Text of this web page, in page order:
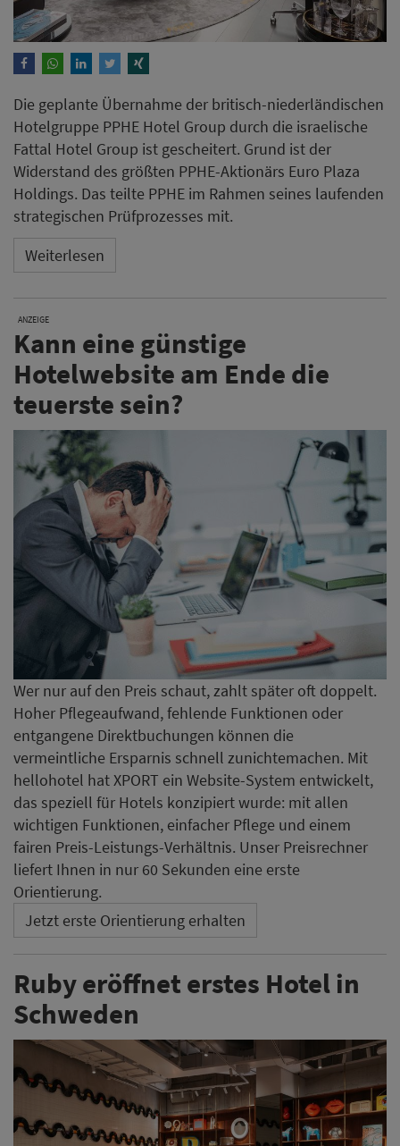
Die geplante Übernahme der britisch-niederländischen
Hotelgruppe PPHE Hotel Group durch die israelische
Fattal Hotel Group ist gescheitert. Grund ist der
Widerstand des größten PPHE-Aktionärs Euro Plaza
Holdings. Das teilte PPHE im Rahmen seines laufenden
strategischen Prüfprozesses mit.
Weiterlesen
ANZEIGE
Kann eine günstige
Hotelwebsite am Ende die
teuerste sein?
Wer nur auf den Preis schaut, zahlt später oft doppelt.
Hoher Pflegeaufwand, fehlende Funktionen oder
entgangene Direktbuchungen können die
vermeintliche Ersparnis schnell zunichtemachen. Mit
hellohotel hat XPORT ein Website-System entwickelt,
das speziell für Hotels konzipiert wurde: mit allen
wichtigen Funktionen, einfacher Pflege und einem
fairen Preis-Leistungs-Verhältnis. Unser Preisrechner
liefert Ihnen in nur 60 Sekunden eine erste
Orientierung.
Jetzt erste Orientierung erhalten
Ruby eröffnet erstes Hotel in
Schweden